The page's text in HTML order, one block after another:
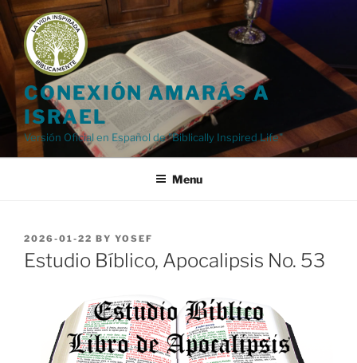
Skip
to
content
CONEXIÓN AMARÁS A
ISRAEL
Versión Oficial en Español de "Biblically Inspired Life"
Menu
POSTED
ON
2026-01-22 BY YOSEF
Estudio Bíblico, Apocalipsis No. 53